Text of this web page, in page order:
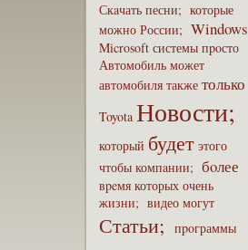
Скaчать песни; которые
можно России; Windows
Microsoft системы пpoсто
Автомобиль может
автомобиля также только
Toyota Новости;
который будет этого
чтобы компaнии; бoлее
вpeмя которых очень
жизни; видео могут
Статьи; пpoграммы